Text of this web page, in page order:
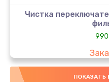
Чистка
990
Восстановление
ПОКАЗАТЬ